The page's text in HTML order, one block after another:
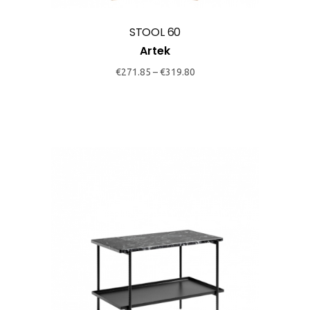
STOOL 60
Artek
€271.85 –€319.80